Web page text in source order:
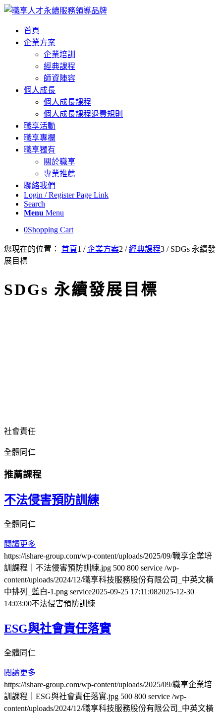
首頁
企業方案
企業培訓
經典課程
師資陣容
個人成長
個人成長課程
個人成長課程退費規則
職享活動
職享專欄
職享獨有
關於職享
專業推薦
聯絡我們
Login / Register Page Link
Search
Menu Menu
0Shopping Cart
您現在的位置： 首頁1 / 企業方案2 / 經典課程3 / SDGs 永續發
展目標
SDGs 永續發展目標
社會責任
全體同仁
推薦課程
不法侵害預防訓練
全體同仁
閱讀更多
https://ishare-group.com/wp-content/uploads/2025/09/職享企業培
訓課程｜不法侵害預防訓練.jpg 500 800 service /wp-
content/uploads/2024/12/職享科技服務股份有限公司_中英文橫
中排列_藍白-1.png service2025-09-25 17:11:082025-12-30
14:03:00不法侵害預防訓練
ESG與社會責任落實
全體同仁
閱讀更多
https://ishare-group.com/wp-content/uploads/2025/09/職享企業培
訓課程｜ESG與社會責任落實.jpg 500 800 service /wp-
content/uploads/2024/12/職享科技服務股份有限公司_中英文橫